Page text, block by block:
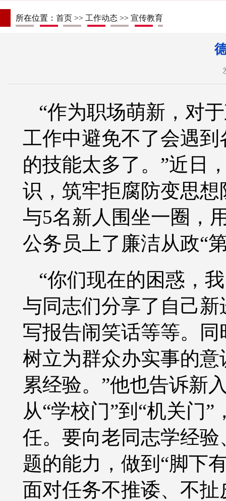
所在位置： 首页 >> 工作动态 >> 宣传教育
“作为职场萌新，对
工作中避免不了会遇
的技能太多了。”近日
识，筑牢拒腐防变思
与5名新人围坐一圈，
公务员上了廉洁从政“
“你们现在的困惑，
与同志们分享了自己
写报告闹笑话等等。同
树立为群众办实事的
累经验。”他也告诉新
从“学校门”到“机关门
任。要向老同志学经
题的能力，做到“脚下
面对任务不推诿、不